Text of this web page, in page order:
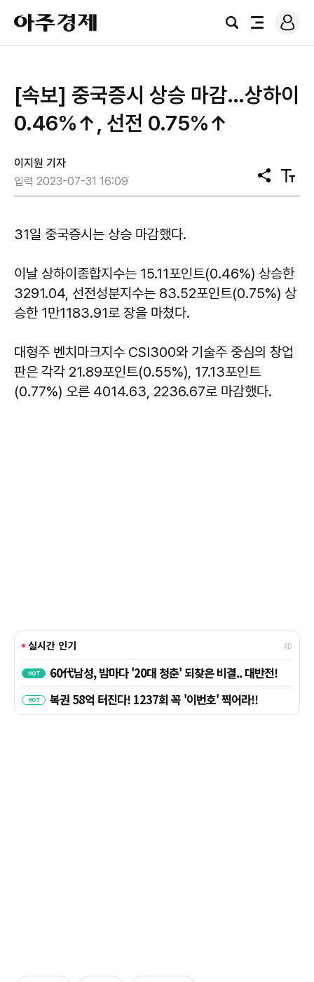
아
주
경
검
전
로
그
[속보] 중국증시 상승 마감…상하이
0.46%​↑, 선전 0.75%​↑
이지원 기자
입력 2023-07-31 16:09
공
유
텍
스
31일 중국증시는 상승 마감했다.
이날 상하이종합지수는 15.11포인트(0.46%) 상승한
3291.04, 선전성분지수는 83.52포인트(0.75%) 상
승한 1만1183.91로 장을 마쳤다.
대형주 벤치마크지수 CSI300와 기술주 중심의 창업
판은 각각 21.89포인트(0.55%), 17.13포인트
(0.77%) 오른 4014.63, 2236.67로 마감했다.